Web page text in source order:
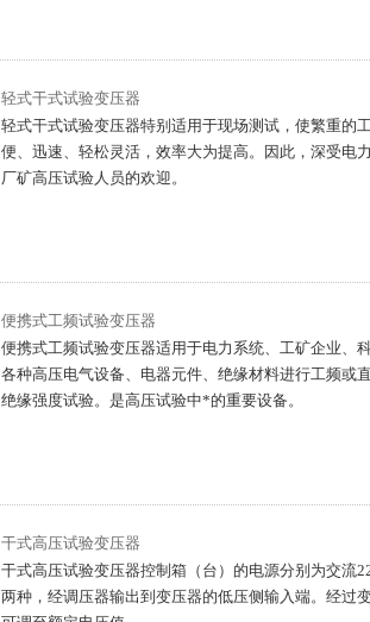
轻式干式试验变压器
轻式干式试验变压器特别适用于现场测试，使繁重的
便、迅速、轻松灵活，效率大为提高。因此，深受电
厂矿高压试验人员的欢迎。
便携式工频试验变压器
便携式工频试验变压器适用于电力系统、工矿企业、
各种高压电气设备、电器元件、绝缘材料进行工频或
绝缘强度试验。是高压试验中*的重要设备。
干式高压试验变压器
干式高压试验变压器控制箱（台）的电源分别为交流
两种，经调压器输出到变压器的低压侧输入端。经过